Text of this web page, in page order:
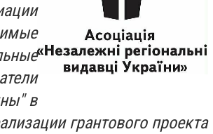
в
грантового проекта